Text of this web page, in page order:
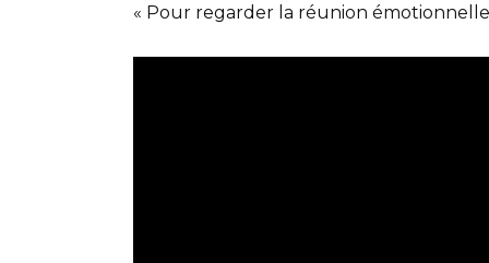
« Pour regarder la réunion